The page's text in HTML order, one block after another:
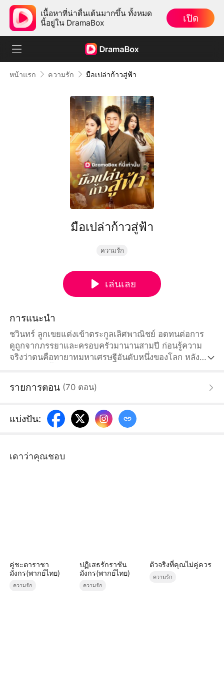
เนื้อหาที่น่าตื่นเต้นมากขึ้น ทั้งหมด
นี้อยู่ใน DramaBox
เปิด
หน้าแรก ความรัก มือเปล่าก้าวสู่ฟ้า
มือเปล่าก้าวสู่ฟ้า
ความรัก
เล่นเลย
การแนะนำ
ชวินทร์ ลูกเขยแต่งเข้าตระกูลเลิศพาณิชย์ อดทนต่อการ
ดูถูกจากภรรยาและครอบครัวมานานสามปี ก่อนรู้ความ
จริงว่าตนคือทายาทมหาเศรษฐีอันดับหนึ่งของโลก หลัง
เปิดเผย อดีตภรรยาก็สำนึกเสียใจ แต่ทุกอย่างสายเกินไป
รายการตอน (70 ตอน)
แบ่งปัน:
เดาว่าคุณชอบ
คู่ชะตาราชา
มังกร(พากย์ไทย)
ความรัก
ปฏิเสธรักราชัน
มังกร(พากย์ไทย)
ความรัก
ตัวจริงที่คุณไม่คู่ควร
ความรัก